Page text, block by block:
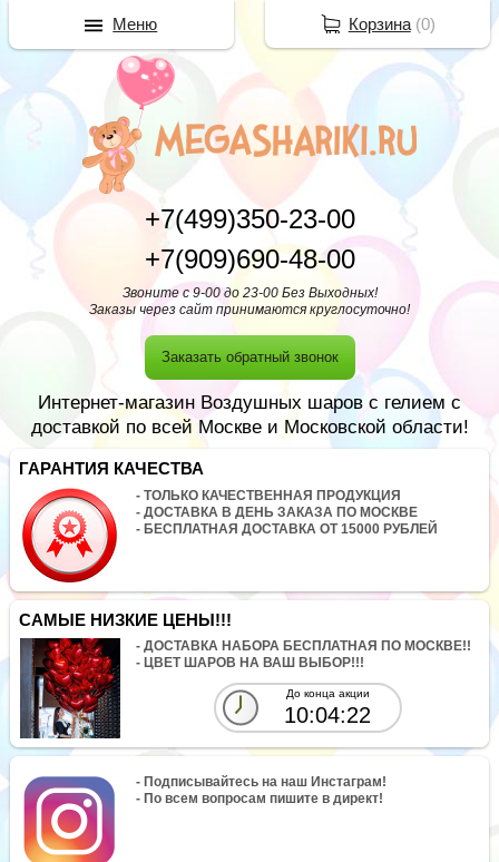
+7(499)350-23-00
+7(909)690-48-00
Звоните с 9-00 до 23-00 Без Выходных!
Заказы через сайт принимаются круглосуточно!
Заказать обратный звонок
Интернет-магазин Воздушных шаров с гелием с
доставкой по всей Москве и Московской области!
ГАРАНТИЯ КАЧЕСТВА
- ТОЛЬКО КАЧЕСТВЕННАЯ ПРОДУКЦИЯ
- ДОСТАВКА В ДЕНЬ ЗАКАЗА ПО МОСКВЕ
- БЕСПЛАТНАЯ ДОСТАВКА ОТ 15000 РУБЛЕЙ
САМЫЕ НИЗКИЕ ЦЕНЫ!!!
- ДОСТАВКА НАБОРА БЕСПЛАТНАЯ ПО МОСКВЕ!!
- ЦВЕТ ШАРОВ НА ВАШ ВЫБОР!!!
До конца акции
10:04:22
- Подписывайтесь на наш Инстаграм!
- По всем вопросам пишите в директ!
Корзина(0)
Меню